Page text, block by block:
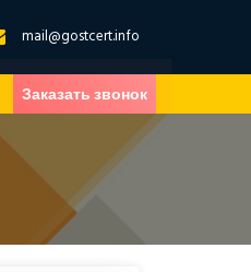
mail@gostcert.info
Заказать звонок